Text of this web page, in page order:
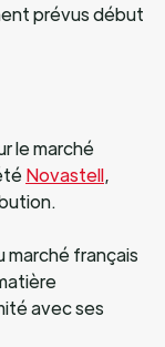
prévus début
le marché
Novastell,
marché français
avec ses